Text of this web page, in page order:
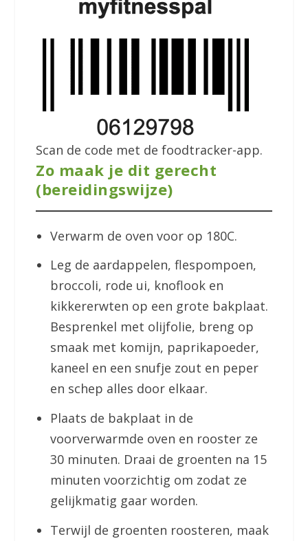
Scan de code met de foodtracker-app.
Zo maak je dit gerecht
(bereidingswijze)
Verwarm de oven voor op 180C.
Leg de aardappelen, flespompoen,
broccoli, rode ui, knoflook en
kikkererwten op een grote bakplaat.
Besprenkel met olijfolie, breng op
smaak met komijn, paprikapoeder,
kaneel en een snufje zout en peper
en schep alles door elkaar.
Plaats de bakplaat in de
voorverwarmde oven en rooster ze
30 minuten. Draai de groenten na 15
minuten voorzichtig om zodat ze
gelijkmatig gaar worden.
Terwijl de groenten roosteren, maak